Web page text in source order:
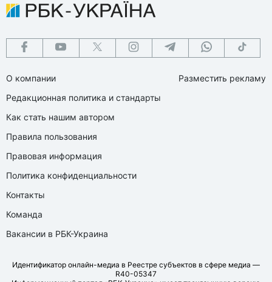
О компании
Редакционная политика и стандарты
Как стать нашим автором
Правила пользования
Правовая информация
Политика конфиденциальности
Контакты
Команда
Вакансии в РБК-Украина
Разместить рекламу
Идентификатор онлайн-медиа в Реестре субъектов в сфере медиа —
R40-05347